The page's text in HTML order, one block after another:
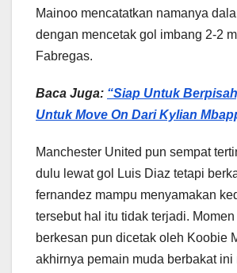
Mainoo mencatatkan namanya
dengan mencetak gol imbang 2-2
Fabregas.
Baca Juga: “Siap Untuk
Untuk Move On Dari Kylian
Manchester United pun sempat
dulu lewat gol Luis Diaz tetapi
fernandez mampu menyamakan
tersebut hal itu tidak terjadi.
berkesan pun dicetak oleh Koobie
akhirnya pemain muda berbakat ini